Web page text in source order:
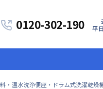
0120-302-190
平
・温水洗浄便座・ドラム式洗濯乾燥